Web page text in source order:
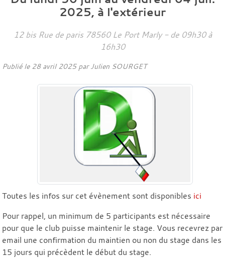
2025, à l'extérieur
12 bis Rue de paris 78560 Le Port Marly - de 09h30 à
16h30
Publié le 28 avril 2025par Julien SOURGET
Toutes les infos sur cet évènement sont disponibles ici
Pour rappel, un minimum de 5 participants est nécessaire
pour que le club puisse maintenir le stage. Vous recevrez par
email une confirmation du maintien ou non du stage dans les
15 jours qui précèdent le début du stage.